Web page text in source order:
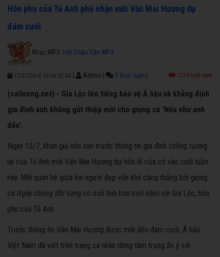
Hôn phu của Tú Anh phủ nhận mời Văn Mai Hương dự
đám cưới
Nhạc MP3: Hát Chầu Văn MP3
17/07/2018 10:04:50 SA Admin 0 bình luận 1129 lượt xem
(cailuong.net) - Gia Lộc lên tiếng bảo vệ Á hậu và khẳng định
gia đình anh không gửi thiệp mời cho giọng ca 'Nếu như anh
đến'.
Ngày 15/7, khán giả xôn xao trước thông tin gia đình chồng tương
lai của Tú Anh mời Văn Mai Hương dự hôn lễ của cô vào cuối tuần
này. Mối quan hệ giữa hai người đẹp vốn khá căng thẳng bởi giọng
ca Ngày chung đôi từng có mối tình hơn một năm với Gia Lộc, hôn
phu của Tú Anh.
Trước thông tin Văn Mai Hương được mời đến đám cưới, Á hậu
Việt Nam đã viết trên trang cá nhân dòng tâm trạng ẩn ý với